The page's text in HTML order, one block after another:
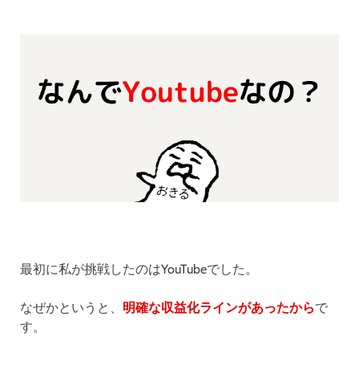
最初に私が挑戦したのはYouTubeでした。
なぜかというと、 明確な収益化ラインがあったからで
す。